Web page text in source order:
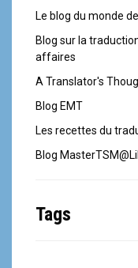
Le blog du monde
Blog sur la
affaires
A Translator's
Blog EMT
Les recettes du
Blog
Tags